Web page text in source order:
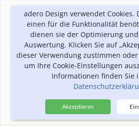
adero Design verwendet Cookies.
einen für die Funktionalität
dienen sie der Optimierung
Auswertung. Klicken Sie auf
dieser Verwendung zustimmen
um Ihre Cookie-Einstellungen
Informationen finden Sie
Akzeptieren